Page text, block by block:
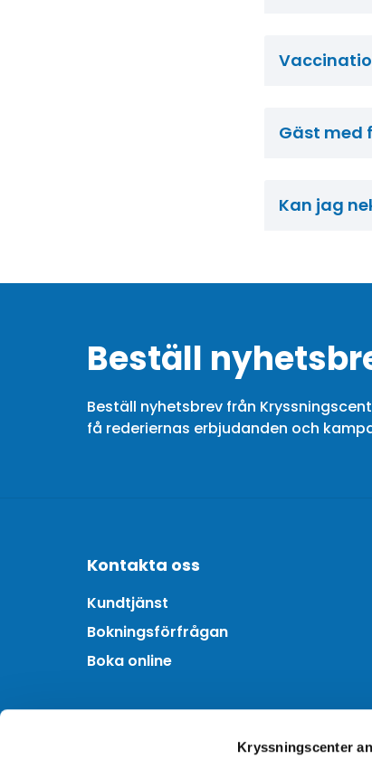
Kryssningscenter
Gäst med
Kan jag
Beställ
Beställ nyhetsbrev från
få rederiernas erbjudanden och
Kontakta oss
Kundtjänst
Bokningsförfrågan
Boka online
Om oss
Om Kryssningscenter